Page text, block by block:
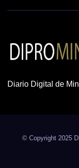
Diario Digital de
© Copyright 2025